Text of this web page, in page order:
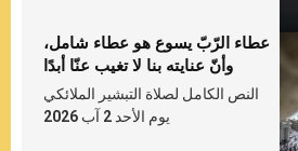
عطاء الرّبّ يسوع هو عطاء شامل،
وأنّ عنايته بنا لا تغيب عنّا أبدًا
النص الكامل لصلاة التبشير الملائكي
يوم الأحد 2 آب 2026